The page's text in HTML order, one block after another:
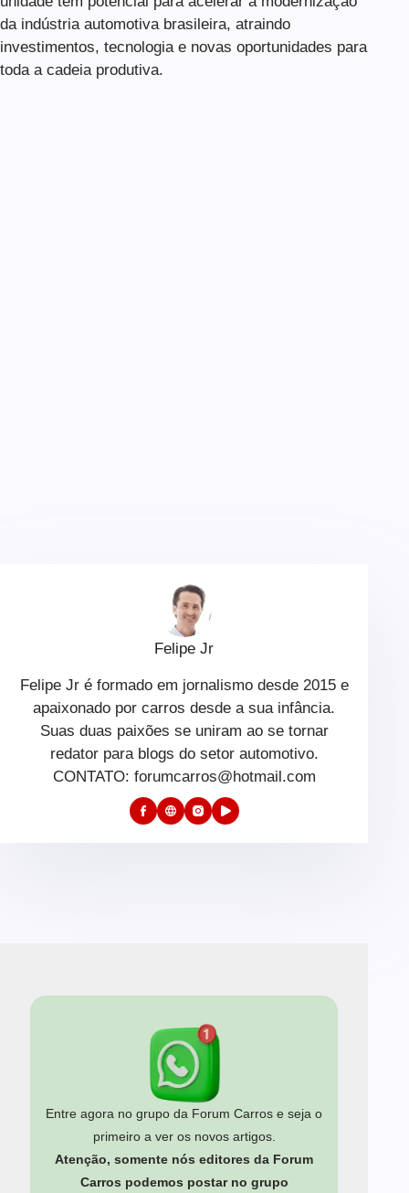
da indústria automotiva brasileira, atraindo
investimentos, tecnologia e novas oportunidades para
toda a cadeia produtiva.
Felipe Jr
Felipe Jr é formado em jornalismo desde 2015 e
apaixonado por carros desde a sua infância.
Suas duas paixões se uniram ao se tornar
redator para blogs do setor automotivo.
CONTATO: forumcarros@hotmail.com
Entre agora no grupo da Forum Carros e seja o
primeiro a ver os novos artigos.
Atenção, somente nós editores da Forum
Carros podemos postar no grupo